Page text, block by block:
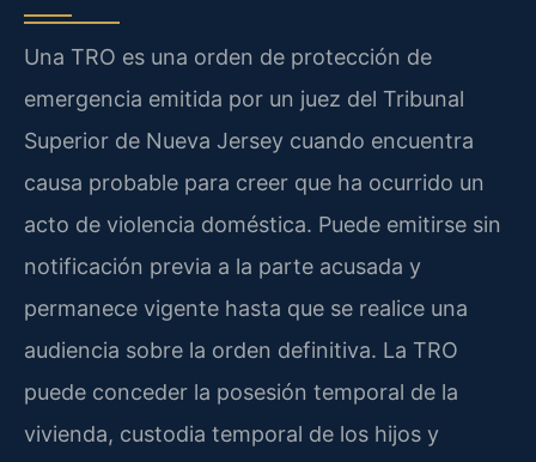
Una TRO es una orden de protección de
emergencia emitida por un juez del Tribunal
Superior de Nueva Jersey cuando encuentra
causa probable para creer que ha ocurrido un
acto de violencia doméstica. Puede emitirse sin
notificación previa a la parte acusada y
permanece vigente hasta que se realice una
audiencia sobre la orden definitiva. La TRO
puede conceder la posesión temporal de la
vivienda, custodia temporal de los hijos y